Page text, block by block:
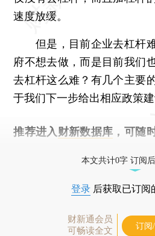
速度放缓。
但是，目前企业去杠杆难
府不想去做，而是目前我们
去杠杆这么难？有几个主要
于我们下一步给出相应政策建
推荐进入 财新数据库 ，可随
本文共计0字 订阅
登录 后获取已订阅
财新通会员
可畅读全文
订阅